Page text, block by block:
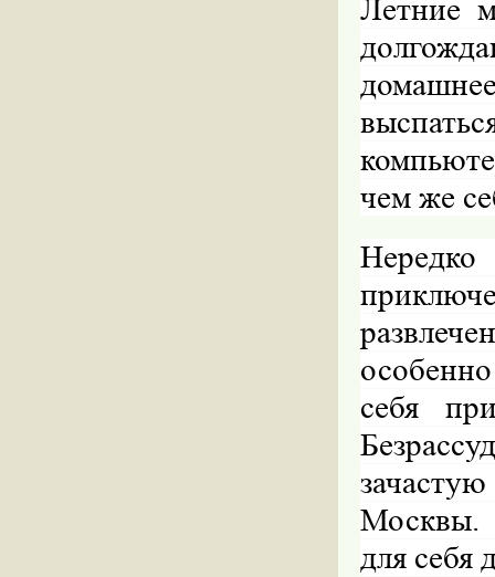
Летние
чем же
себя
Москвы.
для себя